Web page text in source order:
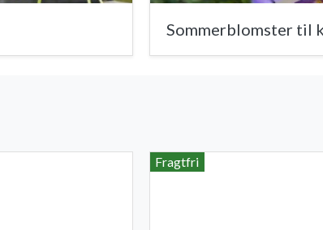
Sommerblomster til
Fragtfri